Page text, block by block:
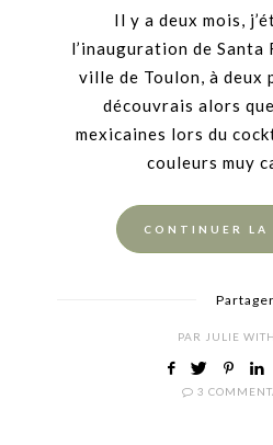
Il y a deux mois,
l’inauguration de Santa
ville de Toulon, à deux
découvrais alors
mexicaines lors du
couleurs muy
CONTINUER LA
Partager
PAR JULIE
3